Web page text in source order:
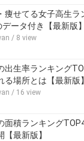
痩せてる女子高生
ータ付き【最新版】
/ 8 view
出生率ランキング
る場所とは【最新版】
/ 16 view
面積ランキング
【最新版】